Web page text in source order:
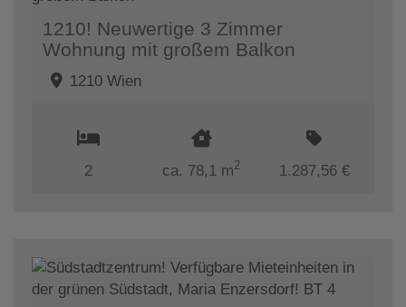
1210! Neuwertige 3 Zimmer
Wohnung mit großem Balkon
1210 Wien
2 ca. 78,1 m2 1.287,56 €